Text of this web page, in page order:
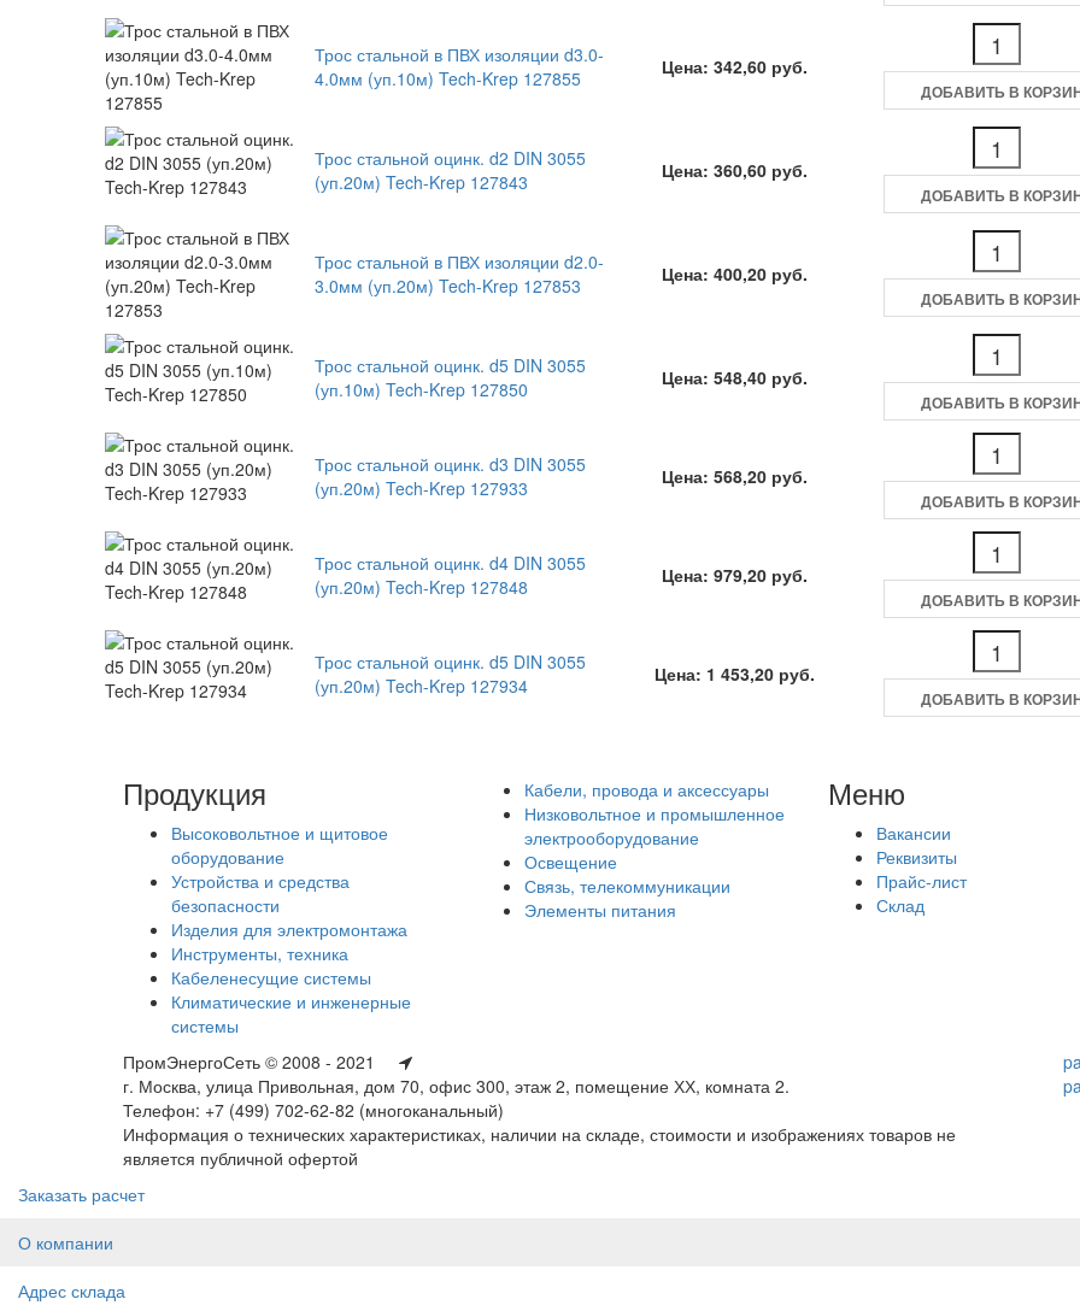
Трос стальной в ПВХ изоляции d3.0-
4.0мм (уп.10м) Tech-Krep 127855
Цена: 342,60 руб.
ДОБАВИТЬ В
Трос стальной оцинк. d2 DIN 3055
(уп.20м) Tech-Krep 127843
Цена: 360,60 руб.
ДОБАВИТЬ В
Трос стальной в ПВХ изоляции d2.0-
3.0мм (уп.20м) Tech-Krep 127853
Цена: 400,20 руб.
ДОБАВИТЬ В
Трос стальной оцинк. d5 DIN 3055
(уп.10м) Tech-Krep 127850
Цена: 548,40 руб.
ДОБАВИТЬ В
Трос стальной оцинк. d3 DIN 3055
(уп.20м) Tech-Krep 127933
Цена: 568,20 руб.
ДОБАВИТЬ В
Трос стальной оцинк. d4 DIN 3055
(уп.20м) Tech-Krep 127848
Цена: 979,20 руб.
ДОБАВИТЬ В
Трос стальной оцинк. d5 DIN 3055
(уп.20м) Tech-Krep 127934
Цена: 1 453,20 руб.
ДОБАВИТЬ В
Продукция
Высоковольтное и щитовое
оборудование
Устройства и средства
безопасности
Изделия для электромонтажа
Инструменты, техника
Кабеленесущие системы
Климатические и инженерные
системы
Кабели, провода и аксессуары
Низковольтное и промышленное
электрооборудование
Освещение
Связь, телекоммуникации
Элементы питания
Меню
Вакансии
Реквизиты
Прайс-лист
Склад
ПромЭнергоСеть © 2008 - 2021
г. Москва, улица Привольная, дом 70, офис 300, этаж 2, помещение ХХ, комната 2.
Телефон: +7 (499) 702-62-82 (многоканальный)
Информация о технических характеристиках, наличии на складе, стоимости и изображениях товаров не
является публичной офертой
Заказать расчет
О компании
Адрес склада